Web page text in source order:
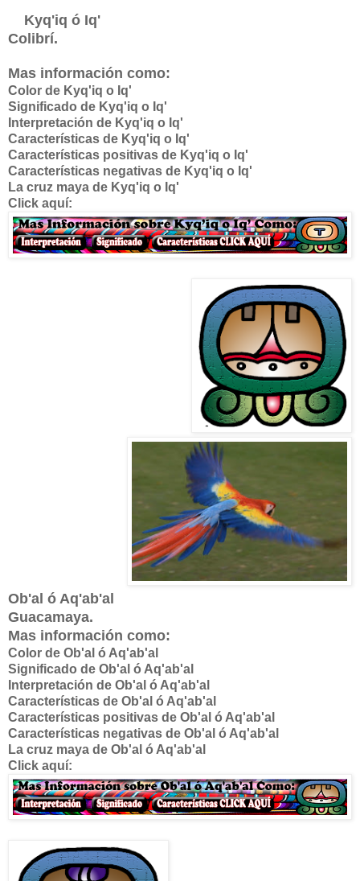
Kyq'iq ó Iq'
Colibrí.
Mas información como:
Color de Kyq'iq o Iq'
Significado de Kyq'iq o Iq'
Interpretación de Kyq'iq o Iq'
Características de Kyq'iq o Iq'
Características positivas de Kyq'iq o Iq'
Características negativas de Kyq'iq o Iq'
La cruz maya de Kyq'iq o Iq'
Click aquí:
Ob'al ó Aq'ab'al
Guacamaya.
Mas información como:
Color de Ob'al ó Aq'ab'al
Significado de Ob'al ó Aq'ab'al
Interpretación de Ob'al ó Aq'ab'al
Características de Ob'al ó Aq'ab'al
Características positivas de Ob'al ó Aq'ab'al
Características negativas de Ob'al ó Aq'ab'al
La cruz maya de Ob'al ó Aq'ab'al
Click aquí: